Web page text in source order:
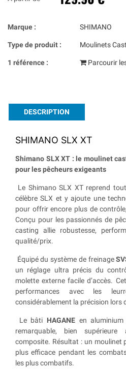
Marque : SHIMANO
Type de produit : Moulinets
1 référence : Parcourir
DESCRIPTION
SHIMANO SLX XT
Shimano SLX XT : le moulinet
pour les pêcheurs exigeants
Le Shimano SLX XT reprend
célèbre SLX et y ajoute une
pour offrir encore plus de
Conçu pour les passionnés de
casting allie robustesse,
qualité/prix.
Équipé du système de freinage
un réglage ultra précis du
molette externe facile d’accès.
performances avec les
considérablement la précision lors
Le bâti HAGANE en
remarquable, bien
composite. Résultat : un moulinet
plus efficace pendant les
les plus combatifs.